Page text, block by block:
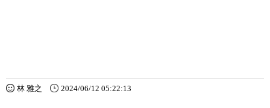
林 雅之 2024/06/12 05:22:13